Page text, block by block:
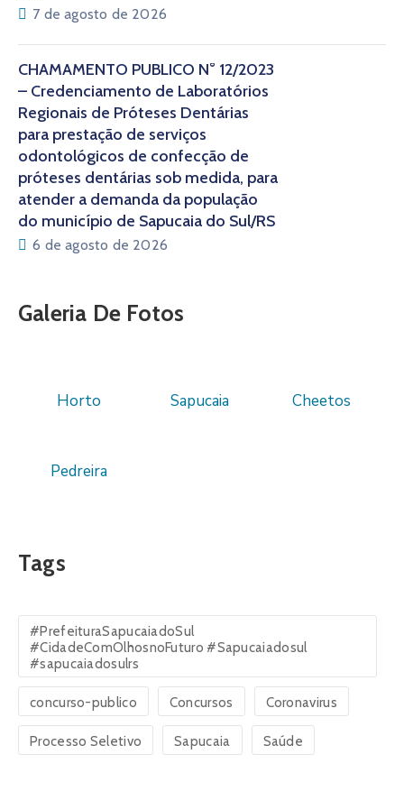
7 de agosto de 2026
CHAMAMENTO PÚBLICO N° 12/2023
– Credenciamento de Laboratórios
Regionais de Próteses Dentárias
para prestação de serviços
odontológicos de confecção de
próteses dentárias sob medida, para
atender a demanda da população
do município de Sapucaia do Sul/RS
6 de agosto de 2026
Galeria De Fotos
Horto Sapucaia Cheetos
Pedreira
Tags
#PrefeituraSapucaiadoSul
#CidadeComOlhosnoFuturo #Sapucaiadosul
#sapucaiadosulrs
concurso-publico Concursos Coronavirus
Processo Seletivo Sapucaia Saúde